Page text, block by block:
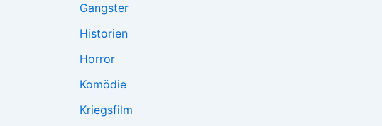
Gangster
Historien
Horror
Komödie
Kriegsfilm